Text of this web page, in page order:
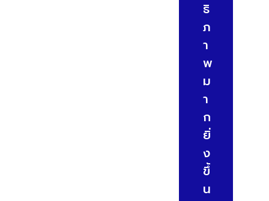
ธิ
ภ
า
พ
ม
า
ก
ยิ่
ง
ขึ้
น